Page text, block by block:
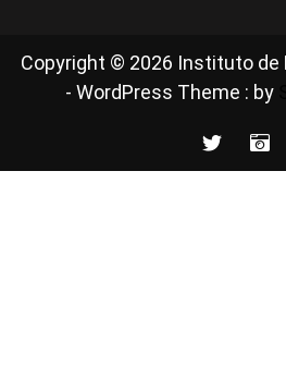
Copyright © 2026 Instituto de
- WordPress Theme : by